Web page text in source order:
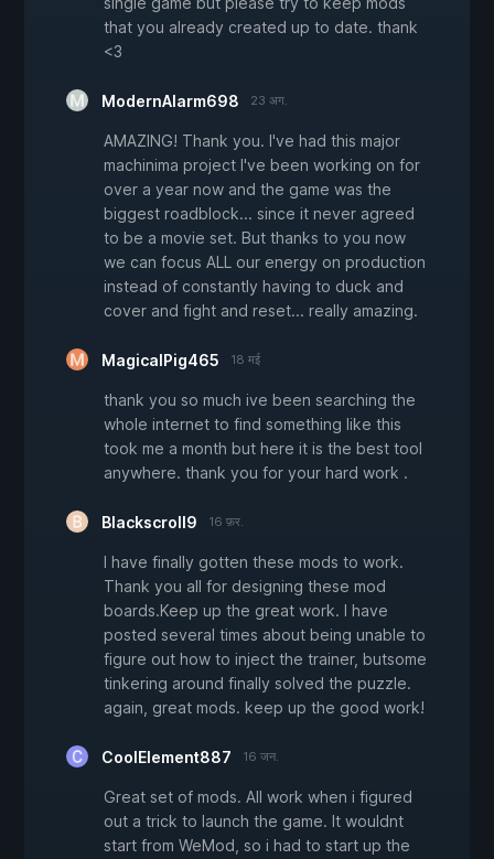
that you already created up to date. thank
<3
ModernAlarm698 23 अग.
AMAZING! Thank you. I've had this major
machinima project I've been working on for
over a year now and the game was the
biggest roadblock... since it never agreed
to be a movie set. But thanks to you now
we can focus ALL our energy on production
instead of constantly having to duck and
cover and fight and reset... really amazing.
MagicalPig465 18 मई
thank you so much ive been searching the
whole internet to find something like this
took me a month but here it is the best tool
anywhere. thank you for your hard work .
Blackscroll9 16 फ़र.
I have finally gotten these mods to work.
Thank you all for designing these mod
boards.Keep up the great work. I have
posted several times about being unable to
figure out how to inject the trainer, butsome
tinkering around finally solved the puzzle.
again, great mods. keep up the good work!
CoolElement887 16 जन.
Great set of mods. All work when i figured
out a trick to launch the game. It wouldnt
start from WeMod, so i had to start up the